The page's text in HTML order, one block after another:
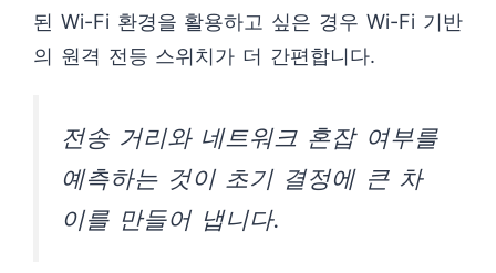
된 Wi-Fi 환경을 활용하고 싶은 경우 Wi-Fi 기반
의 원격 전등 스위치가 더 간편합니다.
전송 거리와 네트워크 혼잡 여부를
예측하는 것이 초기 결정에 큰 차
이를 만들어 냅니다.